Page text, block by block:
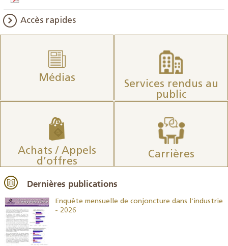
Accès rapides
Médias
Services rendus au
public
Achats / Appels
d’offres
Carrières
Dernières publications
Enquête mensuelle de conjoncture dans l’industrie
- 2026